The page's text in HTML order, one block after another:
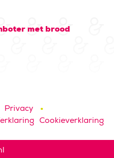
met brood
Privacy
Cookieverklaring